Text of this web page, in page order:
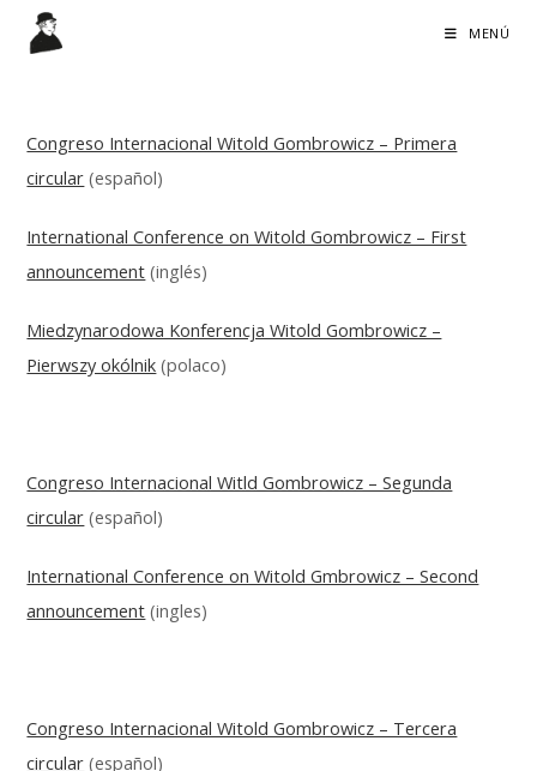
MENÚ
Congreso Internacional Witold Gombrowicz – Primera
circular (español)
International Conference on Witold Gombrowicz – First
announcement (inglés)
Miedzynarodowa Konferencja Witold Gombrowicz –
Pierwszy okólnik (polaco)
Congreso Internacional Witld Gombrowicz – Segunda
circular (español)
International Conference on Witold Gmbrowicz – Second
announcement (ingles)
Congreso Internacional Witold Gombrowicz – Tercera
circular (español)